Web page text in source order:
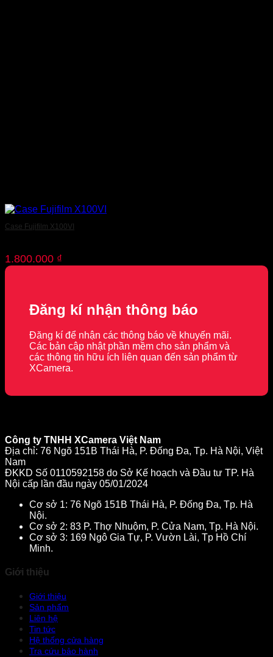
Case Fujifilm X100VI
1.800.000 ₫
Đăng kí nhận thông báo
Đăng kí để nhận các thông báo về khuyến mãi.
Các bản cập nhật phần mềm cho sản phẩm và
các thông tin hữu ích liên quan đến sản phẩm từ
XCamera.
Công ty TNHH XCamera Việt Nam
Địa chỉ: 76 Ngõ 151B Thái Hà, P. Đống Đa, Tp. Hà Nội, Việt
Nam
ĐKKD Số 0110592158 do Sở Kế hoạch và Đầu tư TP. Hà
Nội cấp lần đầu ngày 05/01/2024
Cơ sở 1: 76 Ngõ 151B Thái Hà, P. Đống Đa, Tp. Hà
Nội.
Cơ sở 2: 83 P. Thợ Nhuộm, P. Cửa Nam, Tp. Hà Nội.
Cơ sở 3: 169 Ngô Gia Tự, P. Vườn Lài, Tp Hồ Chí
Minh.
Giới thiệu
Giới thiệu
Sản phẩm
Liên hệ
Tin tức
Hệ thống cửa hàng
Tra cứu bảo hành